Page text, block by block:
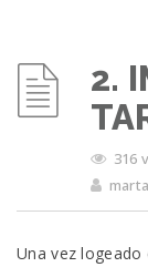
2.
316
marta
Una vez logeado